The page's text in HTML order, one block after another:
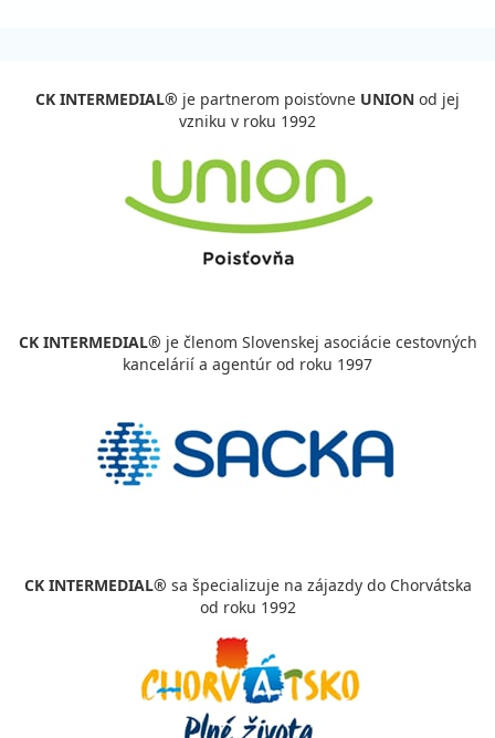
CK INTERMEDIAL® je partnerom poisťovne UNION od jej
vzniku v roku 1992
CK INTERMEDIAL® je členom Slovenskej asociácie cestovných
kancelárií a agentúr od roku 1997
CK INTERMEDIAL® sa špecializuje na zájazdy do Chorvátska
od roku 1992